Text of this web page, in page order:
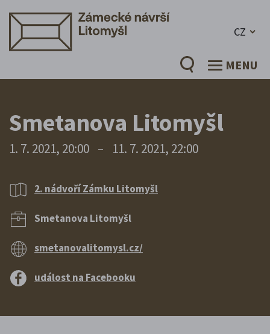
CZ
MENU
Smetanova Litomyšl
1. 7. 2021, 20:00 – 11. 7. 2021, 22:00
2. nádvoří Zámku Litomyšl
Smetanova Litomyšl
smetanovalitomysl.cz/
událost na Facebooku